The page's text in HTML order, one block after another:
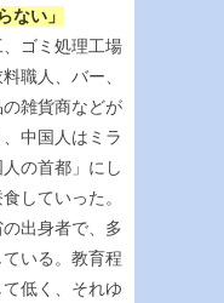
ない」
ゴミ処理工場
職人、バー、
雑貨商などが
中国人はミラ
の首都」にし
していった。
出身者で、多
いる。教育程
低く、それゆ